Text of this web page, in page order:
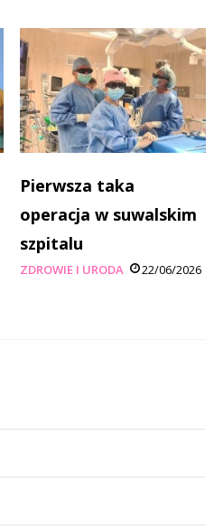
Pierwsza taka
operacja w suwalskim
szpitalu
ZDROWIE I URODA 22/06/2026